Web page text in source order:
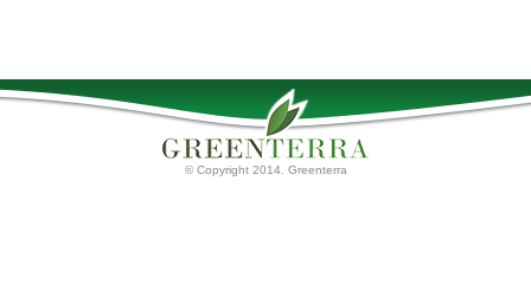
© Copyright 2014. Greenterra